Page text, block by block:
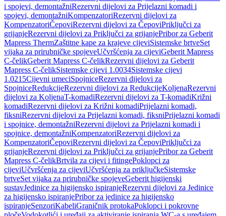
i spojevi, demontažniRezervni dijelovi za Prijelazni komadi i
spojevi, demontažniKompenzatoriRezervni dijelovi za
KompenzatoriČepoviRezervni dijelovi za ČepoviPriključci za
grijanjeRezervni dijelovi za Priključci za grijanjePribor za Geberit
Mapress ThermZaštitne kape za krajeve cijeviSistemske brtveSet
vijaka za prirubničke spojeveUčvršćenja za cijeviGeberit Mapress
C-čelikGeberit Mapress C-čelikRezervni dijelovi za Geberit
Mapress C-čelikSistemske cijevi 1.0034Sistemske cijevi
1.0215Cijevni umeciSpojniceRezervni dijelovi za
SpojniceRedukcijeRezervni dijelovi za RedukcijeKoljenaRezervni
dijelovi za KoljenaT-komadiRezervni dijelovi za T-komadiKrižni
komadiRezervni dijelovi za Križni komadiPrijelazni komadi,
fiksniRezervni dijelovi za Prijelazni komadi, fiksniPrijelazni komadi
i spojnice, demontažniRezervni dijelovi za Prijelazni komadi i
spojnice, demontažniKompenzatoriRezervni dijelovi za
KompenzatoriČepoviRezervni dijelovi za ČepoviPriključci za
grijanjeRezervni dijelovi za Priključci za grijanjePribor za Geberit
Mapress C-čelikBrtvila za cijevi i fitingePoklopci za
cijeviUčvršćenja za cijeviUčvršćenja za priključkeSistemske
brtveSet vijaka za prirubničke spojeveGeberit higijenski
sustavJedinice za higijensko ispiranjeRezervni dijelovi za Jedinice
za higijensko ispiranjePribor za jedinice za higijensko
ispiranjeSenzoriKabeliGraničnik protokaPoklopci i pokrovne